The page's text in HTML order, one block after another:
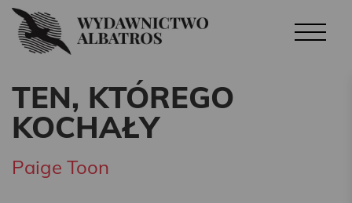
TEN, KTÓREGO
KOCHAŁY
Paige Toon